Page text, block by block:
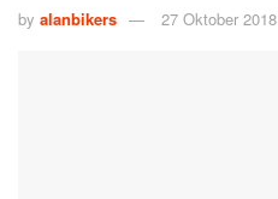
by alanbikers 27 Oktober 2018